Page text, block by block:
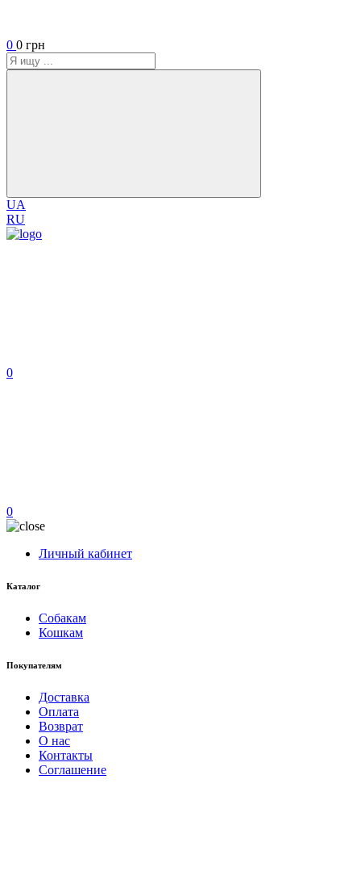
0 0 грн
UA
RU
0
0
Личный кабинет
Каталог
Собакам
Кошкам
Покупателям
Доставка
Оплата
Возврат
О нас
Контакты
Соглашение